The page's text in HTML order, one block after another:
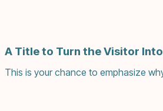
A Title to Turn the Visitor Into
This is your chance to emphasize